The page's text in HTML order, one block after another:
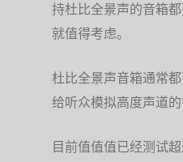
持杜比全景声的音箱
就值得考虑。
杜比全景声音箱通常
给听众模拟高度声道
目前值值值已经测试